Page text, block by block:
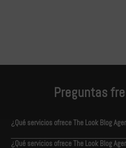
Preguntas
¿Qué servicios ofrece The Look Blog
¿Qué servicios ofrece The Look Blog